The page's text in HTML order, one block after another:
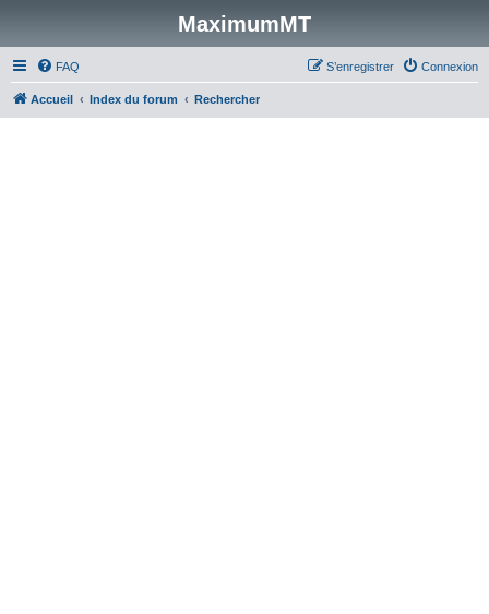
MaximumMT
FAQ Connexion
S’enregistrer
Accueil Index du forum Rechercher